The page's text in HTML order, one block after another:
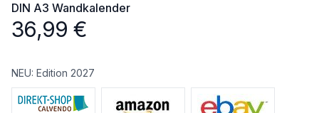
DIN A3 Wandkalender
36,99 €
NEU: Edition 2027